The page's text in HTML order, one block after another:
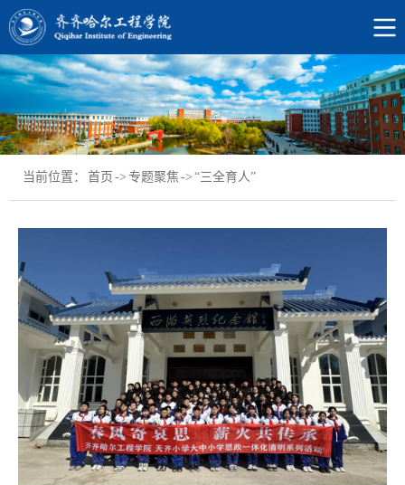
当前位置： 首页 -> 专题聚焦 -> “三全育人”